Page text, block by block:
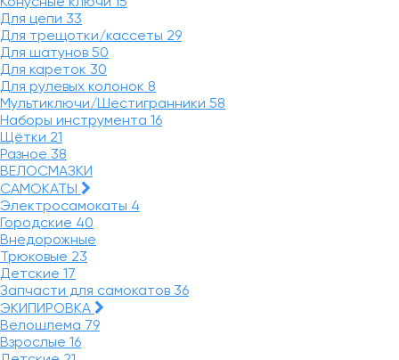
Для цепи 33
Для трещотки/кассеты 29
Для шатунов 50
Для кареток 30
Для рулевых колонок 8
Мультиключи/Шестигранники 58
Наборы инструмента 16
Щётки 21
Разное 38
ВЕЛОСМАЗКИ
САМОКАТЫ
Электросамокаты 4
Городские 40
Внедорожные
Трюковые 23
Детские 17
Запчасти для самокатов 36
ЭКИПИРОВКА
Велошлема 79
Взрослые 16